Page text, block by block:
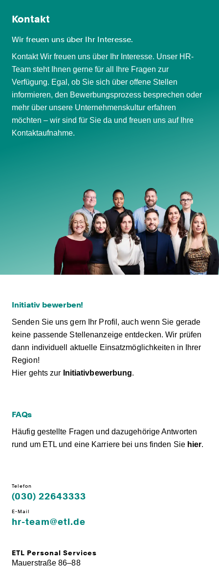
Kontakt
Wir freuen uns über Ihr Interesse.
Kontakt Wir freuen uns über Ihr Interesse. Unser HR-
Team steht Ihnen gerne für all Ihre Fragen zur
Verfügung. Egal, ob Sie sich über offene Stellen
informieren, den Bewerbungsprozess besprechen oder
mehr über unsere Unternehmenskultur erfahren
möchten – wir sind für Sie da und freuen uns auf Ihre
Kontaktaufnahme.
Initiativ bewerben!
Senden Sie uns gern Ihr Profil, auch wenn Sie gerade
keine passende Stellenanzeige entdecken. Wir prüfen
dann individuell aktuelle Einsatzmöglichkeiten in Ihrer
Region!
Hier gehts zur Initiativbewerbung.
FAQs
Häufig gestellte Fragen und dazugehörige Antworten
rund um ETL und eine Karriere bei uns finden Sie hier.
Telefon
(030) 22643333
E-Mail
hr-team@etl.de
ETL Personal Services
Mauerstraße 86–88